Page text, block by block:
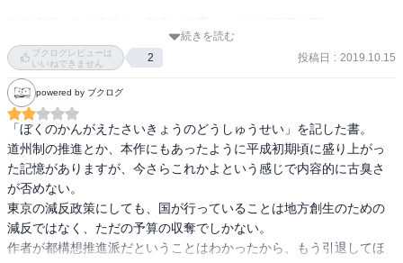
日本は、カルフォルニアと同じ面積で、97もの空港がある。その９
割以上が赤字である。
近代日本で府県制度の始まった1890年に、総人口は4000万人だっ
た。その時人口の一番多い県が新潟県（169万人）で、次に兵庫県、
3番目に東京府（148万人）だった。
それが、東京の人口は、1928年500万人、1962年1000万人、2010年
1300万万人、120年で東京は9倍の人口が増えた。そして、東京は、
政治、経済、情報、教育、文化などが集中している。東京は国土面
積の０.６％、人口が約１割、GDP（国内総生産）の約２割、国税収
入の約４割、株式取引高の約９割、本社の約５割、情報サービス業
（売上）の約５割、銀行貸出残高の４割、商業販売額の約３割。日
本が人口減少社会・高齢化社会に突入しているのに、この東京一極
の対応。
続きを読む
ブクログレビューは
いいねできません
2 投稿日 : 2019.10.15
powered by ブクログ
「ぼくのかんがえたさいきょうのどうしゅうせい」を記した書。
道州制の推進とか、本作にもあったように平成初期頃に盛り上がっ
た記憶がありますが、今さらこれかよという感じで内容的に古臭さ
が否めない。
東京の減反政策にしても、国が行っていることは地方創生のための
減反ではなく、ただの予算の収奪でしかない。
作者が都構想推進派だということはわかったから、もう引退してほ